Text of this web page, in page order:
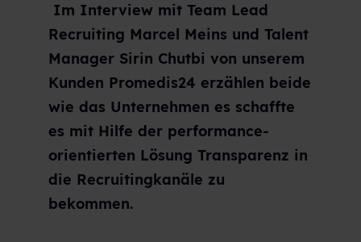
Im Interview mit Team Lead
Recruiting Marcel Meins und Talent
Manager Sirin Chutbi von unserem
Kunden Promedis24 erzählen beide
wie das Unternehmen es schaffte
es mit Hilfe der performance-
orientierten Lösung Transparenz in
die Recruitingkanäle zu
bekommen.